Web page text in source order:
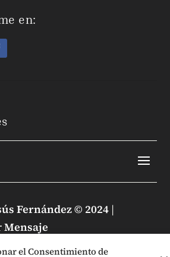
el Consentimiento de
en:
Fernández © 2024 |
Mensaje